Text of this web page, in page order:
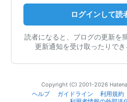
ログインして読
読者になると、ブログの更新を
更新通知を受け取ったりでき
Copyright (C) 2001-2026
ヘルプ
ガイドライン 利用規約